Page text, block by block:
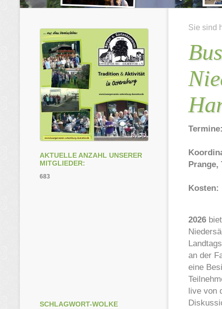
AKTUELLE ANZAHL UNSERER
MITGLIEDER:
683
SCHLAGWORT-WOLKE
Sie sind
Prange,
Kosten:
2026
an der
eine
live von